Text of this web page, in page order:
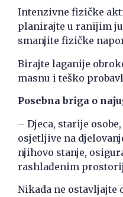
Intenzivne fizičke
planirajte u ranijim
smanjite fizičke
Birajte laganije
masnu i teško
Posebna briga o
– Djeca, starije
osjetljive na
njihovo stanje,
rashlađenim
Nikada ne ostavljajte